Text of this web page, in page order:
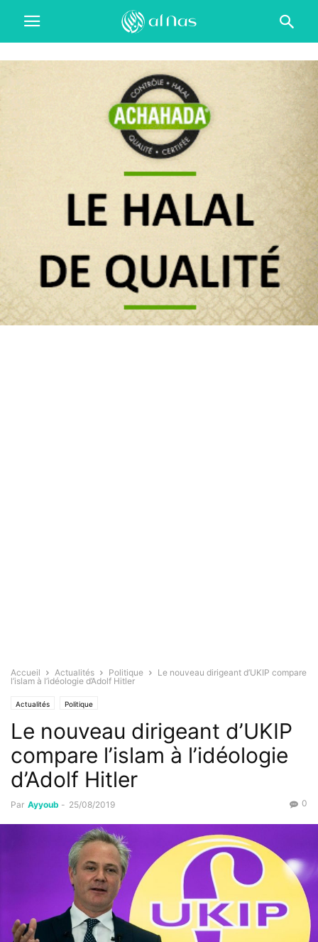
Accueil Actualités Politique
Le nouveau dirigeant d’UKIP compare
l’islam à l’idéologie d’Adolf Hitler
Actualités Politique
Le nouveau dirigeant d’UKIP
compare l’islam à l’idéologie
d’Adolf Hitler
Par Ayyoub - 25/08/2019 0